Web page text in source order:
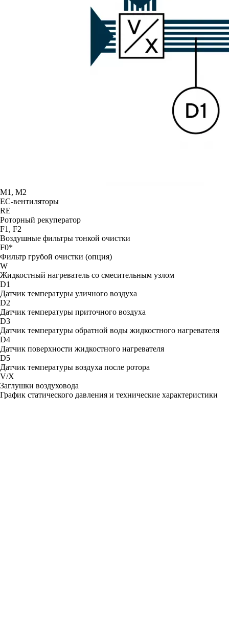
М1, М2
ЕС-вентиляторы
RE
Роторный рекуператор
F1, F2
Воздушные фильтры тонкой очистки
F0*
Фильтр грубой очистки (опция)
W
Жидкостный нагреватель со смесительным узлом
D1
Датчик температуры уличного воздуха
D2
Датчик температуры приточного воздуха
D3
Датчик температуры обратной воды жидкостного нагревателя
D4
Датчик поверхности жидкостного нагревателя
D5
Датчик температуры воздуха после ротора
V/X
Заглушки воздуховода
График статического давления и технические характеристики